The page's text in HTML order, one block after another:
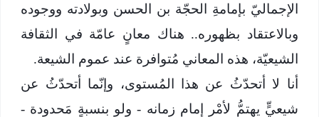
الإجماليّ بإمامةِ الحجّة بن الحسن وبولادته ووجوده
وبالاعتقاد بظهوره.. هناك معانٍ عامّة في الثقافة
الشيعيّة، هذه المعاني مُتوافرة عند عموم الشيعة.
أنا لا أتحدّثُ عن هذا المُستوى، وإنّما أتحدّثُ عن
شيعيٍّ يهتمُّ لأمْر إمامِ زمانه - ولو بنسبةٍ مَحدودة -